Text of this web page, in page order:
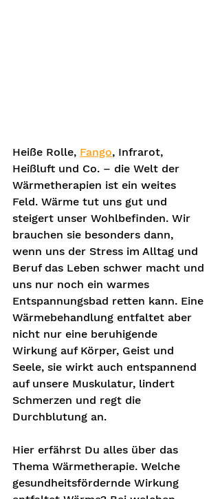
Heiße Rolle, Fango, Infrarot,
Heißluft und Co. – die Welt der
Wärmetherapien ist ein weites
Feld. Wärme tut uns gut und
steigert unser Wohlbefinden. Wir
brauchen sie besonders dann,
wenn uns der Stress im Alltag und
Beruf das Leben schwer macht und
uns nur noch ein warmes
Entspannungsbad retten kann. Eine
Wärmebehandlung entfaltet aber
nicht nur eine beruhigende
Wirkung auf Körper, Geist und
Seele, sie wirkt auch entspannend
auf unsere Muskulatur, lindert
Schmerzen und regt die
Durchblutung an.
Hier erfährst Du alles über das
Thema Wärmetherapie. Welche
gesundheitsfördernde Wirkung